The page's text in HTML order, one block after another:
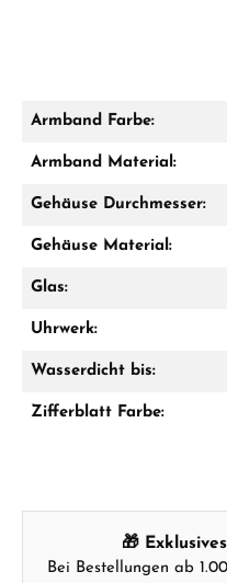
Mo–Fr: 10:00 –
Ab 1.000 €
Armband Farbe:
Armband Material:
Gehäuse Durchmesser:
Gehäuse Material:
Glas:
Uhrwerk:
Wasserdicht bis:
Zifferblatt Farbe:
🎁
Bei Bestellungen ab